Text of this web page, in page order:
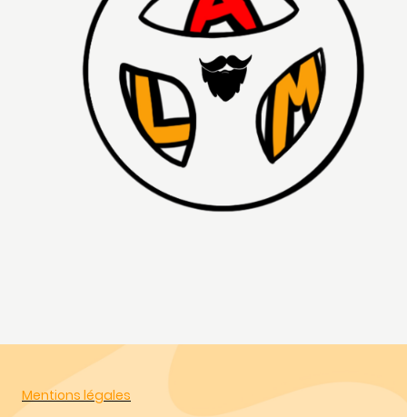
Mentions légales